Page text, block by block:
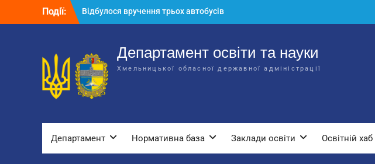
Події:
Відбулося вручення трьох автобусів
для потреб закладів освіти
Департаменту освіти та науки обласної
державної адміністрації
Відбулась обласна нарада для
відповідальних за національно-
патріотичне виховання
Департамент освіти та науки
Хмельницької обласної державної адміністрації
Департамент Нормативна база Заклади освіти Освітній хаб